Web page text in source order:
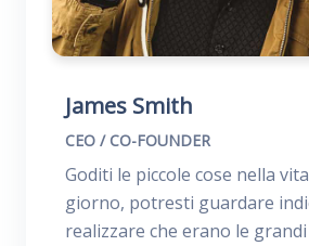
James Smith
CEO / CO-FOUNDER
Goditi le piccole cose nella
giorno, potresti guardare
realizzare che erano le